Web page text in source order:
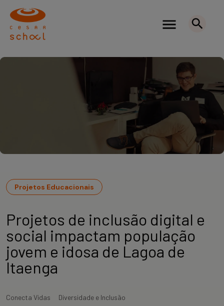
Projetos Educacionais
Projetos de inclusão digital e
social impactam população
jovem e idosa de Lagoa de
Itaenga
Conecta Vidas Diversidade e Inclusão